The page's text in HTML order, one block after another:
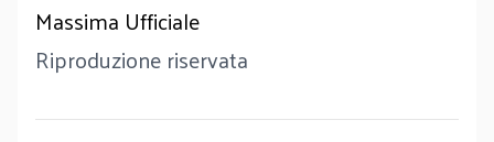
Massima Ufficiale
Riproduzione riservata